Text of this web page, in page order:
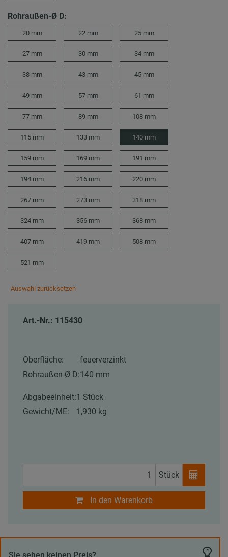
Rohraußen-Ø D:
20 mm 22 mm 25 mm
27 mm 30 mm 34 mm
38 mm 43 mm 45 mm
49 mm 57 mm 61 mm
77 mm 89 mm 108 mm
115 mm 133 mm 140 mm
159 mm 169 mm 191 mm
194 mm 216 mm 220 mm
267 mm 273 mm 318 mm
324 mm 356 mm 368 mm
407 mm 419 mm 508 mm
521 mm
Auswahl zurücksetzen
Art.-Nr.: 115430
Oberfläche:
feuerverzinkt
Rohraußen-Ø D:140 mm
Abgabeeinheit:1 Stück
Gewicht/ME:
1,930 kg
Stück
In den Warenkorb